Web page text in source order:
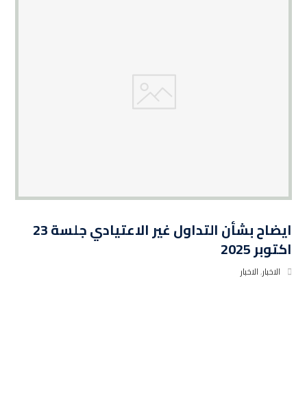
ايضاح بشأن التداول غير الاعتيادي جلسة 23
اكتوبر 2025
الاخبار,الاخبار